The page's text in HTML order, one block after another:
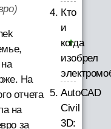
На
отчета
на
за
Кто
и
когда
изобрел
AutoCAD
Civil
3D: